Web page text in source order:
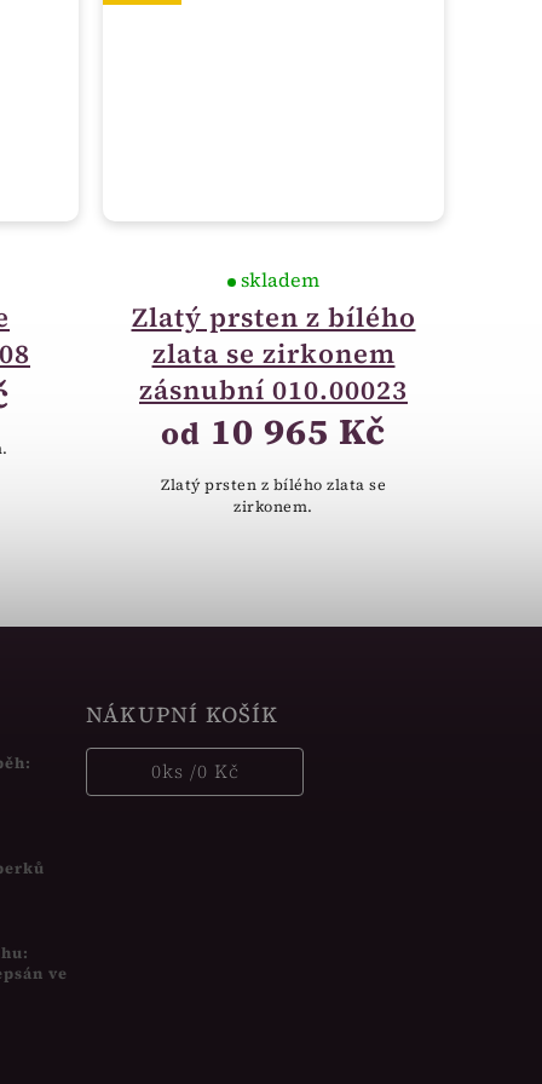
Zlatý prsten z bílého
zlata se zirkonem
zásnubní 010.00023
skladem
od 10 965 Kč
Zlatý prsten z bílého zlata se
zirkonem.
ve
NÁKUPNÍ KOŠÍK
0ks /0 Kč